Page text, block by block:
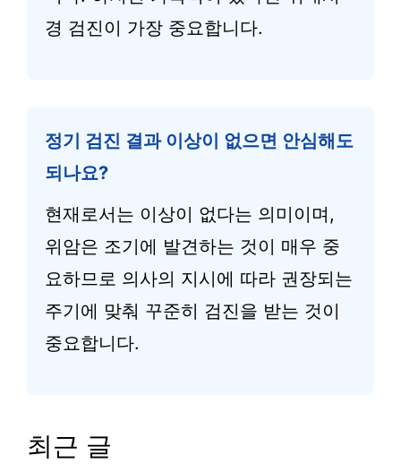
경 검진이 가장 중요합니다.
정기 검진 결과 이상이 없으면 안심해도
되나요?
현재로서는 이상이 없다는 의미이며,
위암은 조기에 발견하는 것이 매우 중
요하므로 의사의 지시에 따라 권장되는
주기에 맞춰 꾸준히 검진을 받는 것이
중요합니다.
최근 글